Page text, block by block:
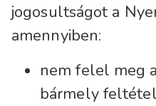
jogosultságot a
amennyiben:
nem felel meg
bármely